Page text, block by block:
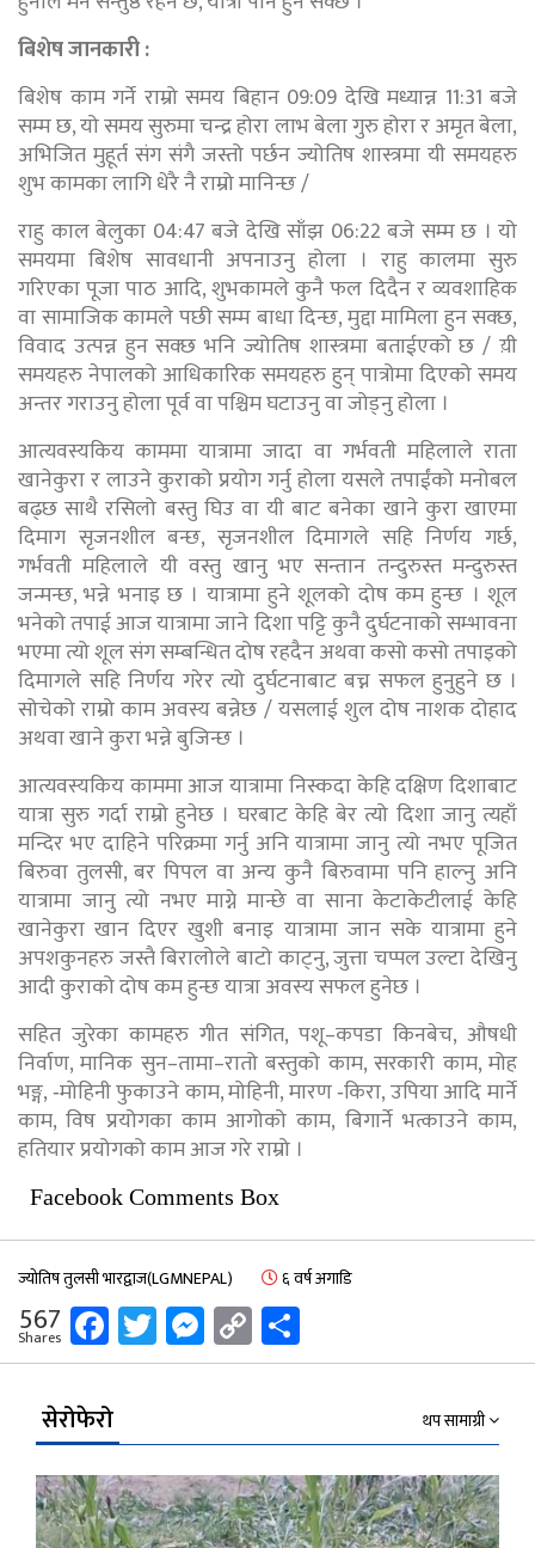
बिशेष जानकारी :
बिशेष काम गर्ने राम्रो समय बिहान 09:09 देखि मध्यान्न 11:31 बजे
सम्म छ, यो समय सुरुमा चन्द्र होरा लाभ बेला गुरु होरा र अमृत बेला,
अभिजित मुहूर्त संग संगै जस्तो पर्छन ज्योतिष शास्त्रमा यी समयहरु
शुभ कामका लागि धेरै नै राम्रो मानिन्छ /
राहु काल बेलुका 04:47 बजे देखि साँझ 06:22 बजे सम्म छ । यो
समयमा बिशेष सावधानी अपनाउनु होला । राहु कालमा सुरु
गरिएका पूजा पाठ आदि, शुभकामले कुनै फल दिदैन र व्यवशाहिक
वा सामाजिक कामले पछी सम्म बाधा दिन्छ, मुद्दा मामिला हुन सक्छ,
विवाद उत्पन्न हुन सक्छ भनि ज्योतिष शास्त्रमा बताईएको छ / य़ी
समयहरु नेपालको आधिकारिक समयहरु हुन् पात्रोमा दिएको समय
अन्तर गराउनु होला पूर्व वा पश्चिम घटाउनु वा जोड्नु होला ।
आत्यवस्यकिय काममा यात्रामा जादा वा गर्भवती महिलाले राता
खानेकुरा र लाउने कुराको प्रयोग गर्नु होला यसले तपाईंको मनोबल
बढ्छ साथै रसिलो बस्तु घिउ वा यी बाट बनेका खाने कुरा खाएमा
दिमाग सृजनशील बन्छ, सृजनशील दिमागले सहि निर्णय गर्छ,
गर्भवती महिलाले यी वस्तु खानु भए सन्तान तन्दुरुस्त मन्दुरुस्त
जन्मन्छ, भन्ने भनाइ छ । यात्रामा हुने शूलको दोष कम हुन्छ । शूल
भनेको तपाई आज यात्रामा जाने दिशा पट्टि कुनै दुर्घटनाको सम्भावना
भएमा त्यो शूल संग सम्बन्धित दोष रहदैन अथवा कसो कसो तपाइको
दिमागले सहि निर्णय गरेर त्यो दुर्घटनाबाट बच्न सफल हुनुहुने छ ।
सोचेको राम्रो काम अवस्य बन्नेछ / यसलाई शुल दोष नाशक दोहाद
अथवा खाने कुरा भन्ने बुजिन्छ ।
आत्यवस्यकिय काममा आज यात्रामा निस्कदा केहि दक्षिण दिशाबाट
यात्रा सुरु गर्दा राम्रो हुनेछ । घरबाट केहि बेर त्यो दिशा जानु त्यहाँ
मन्दिर भए दाहिने परिक्रमा गर्नु अनि यात्रामा जानु त्यो नभए पूजित
बिरुवा तुलसी, बर पिपल वा अन्य कुनै बिरुवामा पनि हाल्नु अनि
यात्रामा जानु त्यो नभए माग्ने मान्छे वा साना केटाकेटीलाई केहि
खानेकुरा खान दिएर खुशी बनाइ यात्रामा जान सके यात्रामा हुने
अपशकुनहरु जस्तै बिरालोले बाटो काट्नु, जुत्ता चप्पल उल्टा देखिनु
आदी कुराको दोष कम हुन्छ यात्रा अवस्य सफल हुनेछ ।
सहित जुरेका कामहरु गीत संगित, पशू–कपडा किनबेच, औषधी
निर्वाण, मानिक सुन–तामा–रातो बस्तुको काम, सरकारी काम, मोह
भङ्ग, ‐मोहिनी फुकाउने काम, मोहिनी, मारण ‐किरा, उपिया आदि मार्ने
काम, विष प्रयोगका काम आगोको काम, बिगार्ने भत्काउने काम,
हतियार प्रयोगको काम आज गरे राम्रो ।
Facebook Comments Box
ज्योतिष तुलसी भारद्वाज(LGMNEPAL) ६ वर्ष अगाडि
567
Shares Facebook
Twitter
Messenger
Copy
Link
सेरोफेरो थप सामाग्री